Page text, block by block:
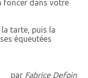
foncer dans votre
tarte, puis la
équeutées
par Fabrice Defoin